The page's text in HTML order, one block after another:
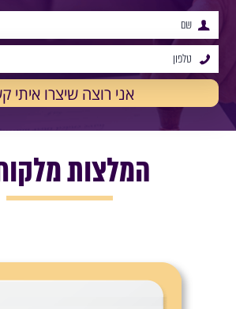
המלצות